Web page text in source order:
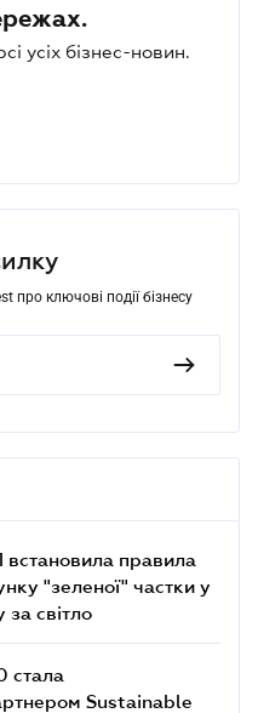
усіх бізнес-новин.
про ключові події бізнесу
правила
"зеленої" частки у
за світло
стала
Sustainable